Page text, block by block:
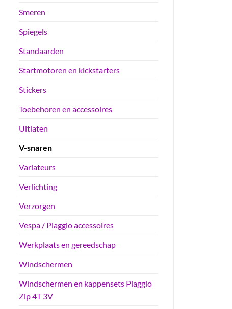
Smeren
Spiegels
Standaarden
Startmotoren en kickstarters
Stickers
Toebehoren en accessoires
Uitlaten
V-snaren
Variateurs
Verlichting
Verzorgen
Vespa / Piaggio accessoires
Werkplaats en gereedschap
Windschermen
Windschermen en kappensets Piaggio
Zip 4T 3V